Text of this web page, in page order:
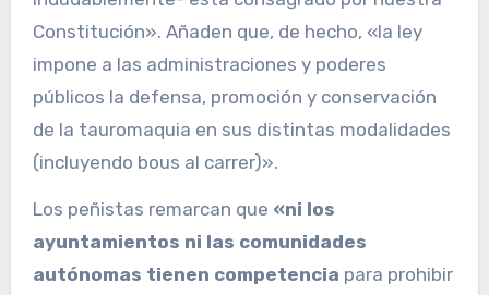
Constitución». Añaden que, de hecho, «la ley
impone a las administraciones y poderes
públicos la defensa, promoción y conservación
de la tauromaquia en sus distintas modalidades
(incluyendo bous al carrer)».
Los peñistas remarcan que «ni los
ayuntamientos ni las comunidades
autónomas tienen competencia para prohibir